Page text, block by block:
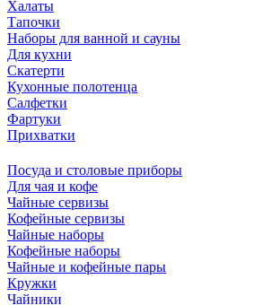
Халаты
Тапочки
Наборы для ванной и сауны
Для кухни
Скатерти
Кухонные полотенца
Салфетки
Фартуки
Прихватки
Посуда и столовые приборы
Для чая и кофе
Чайные сервизы
Кофейные сервизы
Чайные наборы
Кофейные наборы
Чайные и кофейные пары
Кружки
Чайники